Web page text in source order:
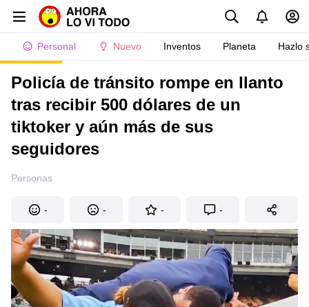
Personal Nuevo Inventos Planeta Hazlo
Policía de tránsito rompe en llanto
tras recibir 500 dólares de un
tiktoker y aún más de sus
seguidores
Personas
- - - -